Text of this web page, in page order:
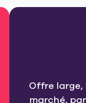
Offre large,
marché,